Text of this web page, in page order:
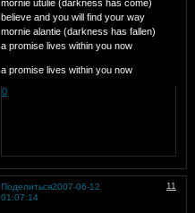
mornie utulie (darkness has come)
believe and you will find your way
mornie alantie (darkness has fallen)
a promise lives within you now
a promise lives within you now
0
Поделиться 11
2007-06-12
01:07:14